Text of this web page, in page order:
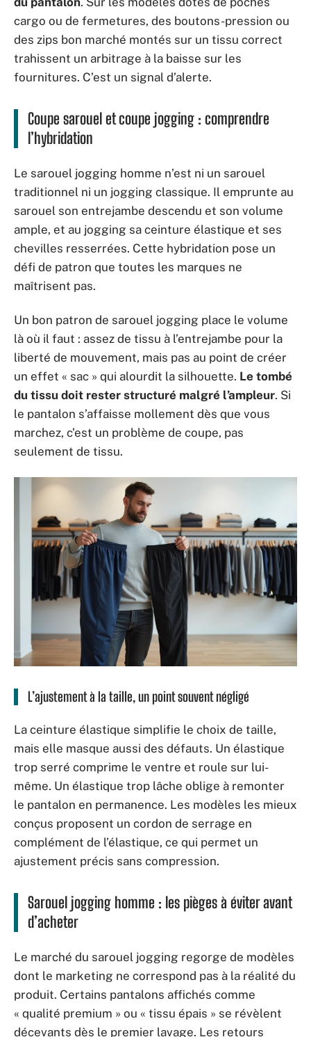
cargo ou de fermetures, des boutons-pression ou
des zips bon marché montés sur un tissu correct
trahissent un arbitrage à la baisse sur les
fournitures. C’est un signal d’alerte.
Coupe sarouel et coupe jogging : comprendre
l’hybridation
Le sarouel jogging homme n’est ni un sarouel
traditionnel ni un jogging classique. Il emprunte au
sarouel son entrejambe descendu et son volume
ample, et au jogging sa ceinture élastique et ses
chevilles resserrées. Cette hybridation pose un
défi de patron que toutes les marques ne
maîtrisent pas.
Un bon patron de sarouel jogging place le volume
là où il faut : assez de tissu à l’entrejambe pour la
liberté de mouvement, mais pas au point de créer
un effet « sac » qui alourdit la silhouette. Le tombé
du tissu doit rester structuré malgré l’ampleur. Si
le pantalon s’affaisse mollement dès que vous
marchez, c’est un problème de coupe, pas
seulement de tissu.
L’ajustement à la taille, un point souvent négligé
La ceinture élastique simplifie le choix de taille,
mais elle masque aussi des défauts. Un élastique
trop serré comprime le ventre et roule sur lui-
même. Un élastique trop lâche oblige à remonter
le pantalon en permanence. Les modèles les mieux
conçus proposent un cordon de serrage en
complément de l’élastique, ce qui permet un
ajustement précis sans compression.
Sarouel jogging homme : les pièges à éviter avant
d’acheter
Le marché du sarouel jogging regorge de modèles
dont le marketing ne correspond pas à la réalité du
produit. Certains pantalons affichés comme
« qualité premium » ou « tissu épais » se révèlent
décevants dès le premier lavage. Les retours